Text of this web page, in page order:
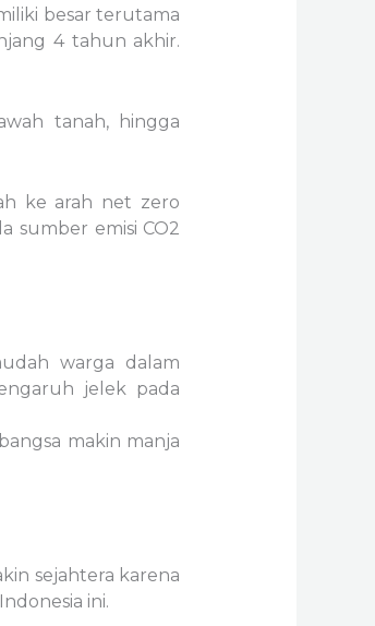
besar terutama
4 tahun akhir.
tanah, hingga
ke arah net zero
sumber emisi CO2
warga dalam
jelek pada
makin manja
sejahtera karena
ini.